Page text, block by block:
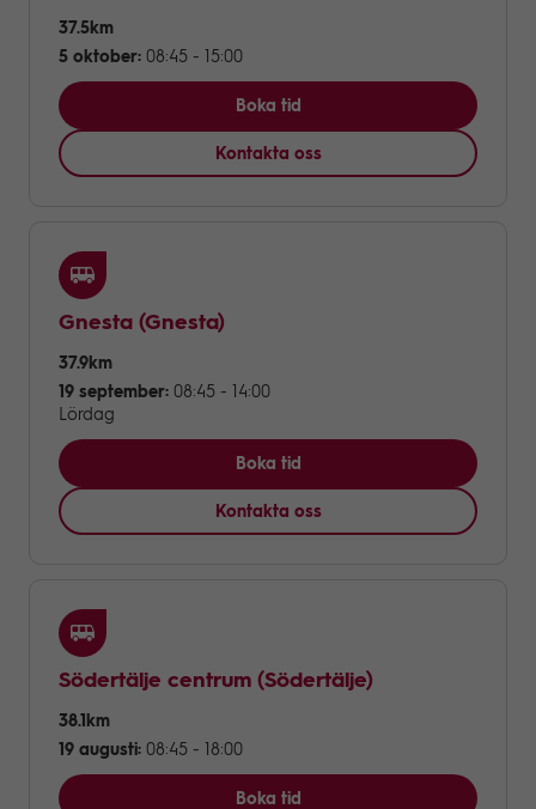
5 oktober: 08:45 - 15:00
37.5km
Boka tid
Kontakta oss
Gnesta (Gnesta)
19 september: 08:45 - 14:00
Lördag
37.9km
Boka tid
Kontakta oss
Södertälje centrum (Södertälje)
19 augusti: 08:45 - 18:00
38.1km
Boka tid